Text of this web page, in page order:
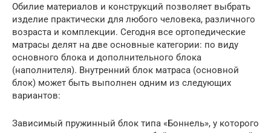
Обилие материалов и конструкций позволяет выбрать
изделие практически для любого человека, различного
возраста и комплекции. Сегодня все ортопедические
матрасы делят на две основные категории: по виду
основного блока и дополнительного блока
(наполнителя). Внутренний блок матраса (основной
блок) может быть выполнен одним из следующих
вариантов:
Зависимый пружинный блок типа «Боннель», у которого